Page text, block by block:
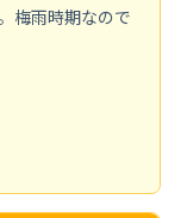
梅雨時期なので